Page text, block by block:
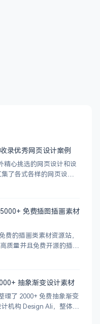
录优秀网页设计案例
精心挑选的网页设计和设
了各式各样的网页设计
、时尚、设计、机构、
免费插图插画素材
费的插画类素材资源站，
质量并且免费开源的插图
抽象渐变设计素材
理了 2000+ 免费抽象渐变
机构 Design Ali，整体渐
是 AI 生成的元素，需要